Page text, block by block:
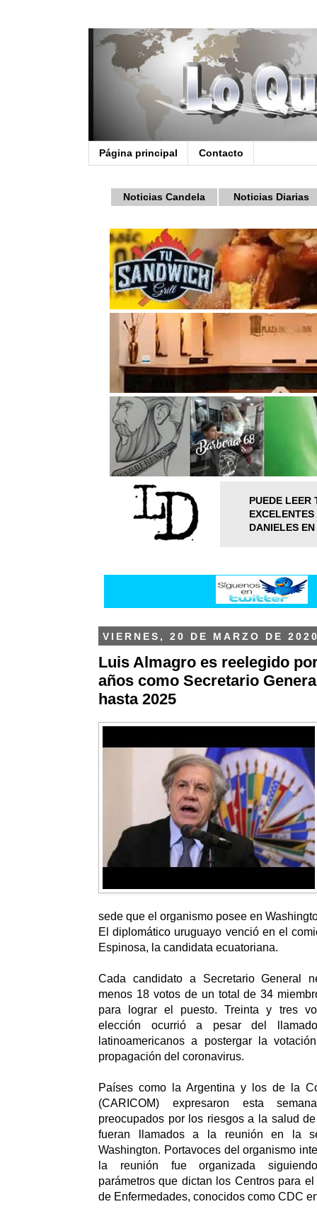
Página principal Contacto
Noticias Candela Noticias Diarias
PUEDE LEER
DANIELES
VIERNES, 20 DE MARZO DE
Luis Almagro es reelegido
años como Secretario
hasta 2025
sede que el organismo posee en
El diplomático uruguayo venció en el
Espinosa, la candidata ecuatoriana.
Cada candidato a Secretario General
menos 18 votos de un total de 34
para lograr el puesto. Treinta y tres
elección ocurrió a pesar del
latinoamericanos a postergar la
propagación del coronavirus.
Países como la Argentina y los de la
(CARICOM) expresaron esta
preocupados por los riesgos a la salud
fueran llamados a la reunión en la
Washington. Portavoces del organismo
la reunión fue organizada
parámetros que dictan los Centros para
de Enfermedades, conocidos como CDC